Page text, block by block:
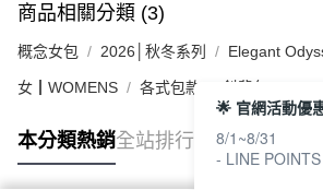
商品相關分類 (3)
概念女包 2026│秋冬系列 Elegant
女┃WOMENS 各式包款 斜背包
本分類熱銷全站排行
🌟 官網活動優
8/1~8/31
- LINE